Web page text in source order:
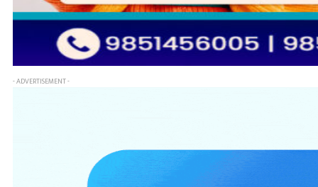
- ADVERTISEMENT -